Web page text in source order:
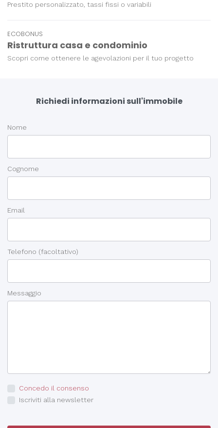
Prestito personalizzato, tassi fissi o variabili
ECOBONUS
Ristruttura casa e condominio
Scopri come ottenere le agevolazioni per il tuo progetto
Richiedi informazioni sull'immobile
Nome
Cognome
Email
Telefono (facoltativo)
Messaggio
Concedo il consenso
Iscriviti alla newsletter